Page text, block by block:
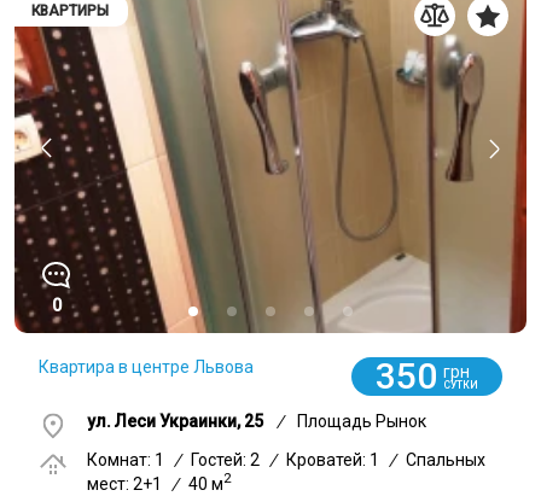
КВАРТИРЫ
0
Квартира в центре Львова 350 грн
СУТКИ
ул. Леси Украинки, 25 /
Площадь Рынок
Комнат: 1
/ Гостей: 2 / Кроватей: 1 / Спальных
мест: 2+1
/ 40 м2